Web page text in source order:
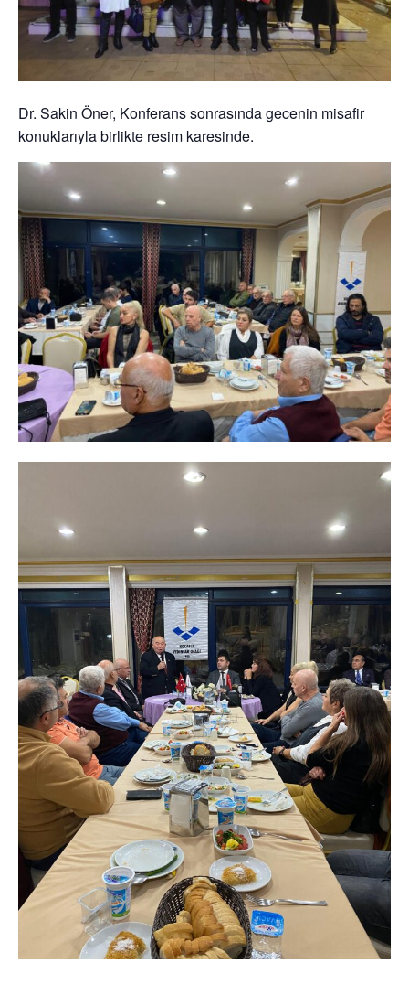
Dr. Sakin Öner, Konferans sonrasında gecenin misafir
konuklarıyla birlikte resim karesinde.